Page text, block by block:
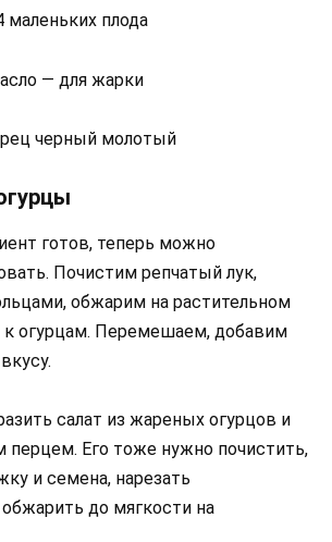
плода
— для жарки
черный молотый
готов, теперь можно
Почистим репчатый лук,
обжарим на растительном
огурцам. Перемешаем, добавим
салат из жареных огурцов и
перцем. Его тоже нужно почистить,
и семена, нарезать
до мягкости на